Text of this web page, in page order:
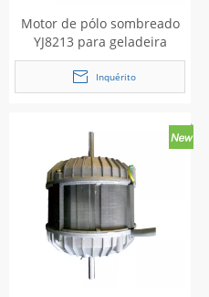
Motor de pólo sombreado
YJ8213 para geladeira
Inquérito